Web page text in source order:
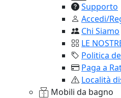
Supporto
Accedi/
Chi Siamo
LE
Politica
Paga a
Località
Mobili da bagno